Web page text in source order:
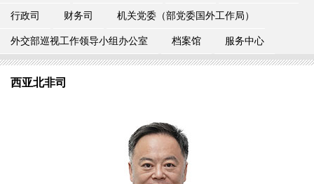
行政司 财务司 机关党委（部党委国外工作局）
外交部巡视工作领导小组办公室 档案馆 服务中心
西亚北非司